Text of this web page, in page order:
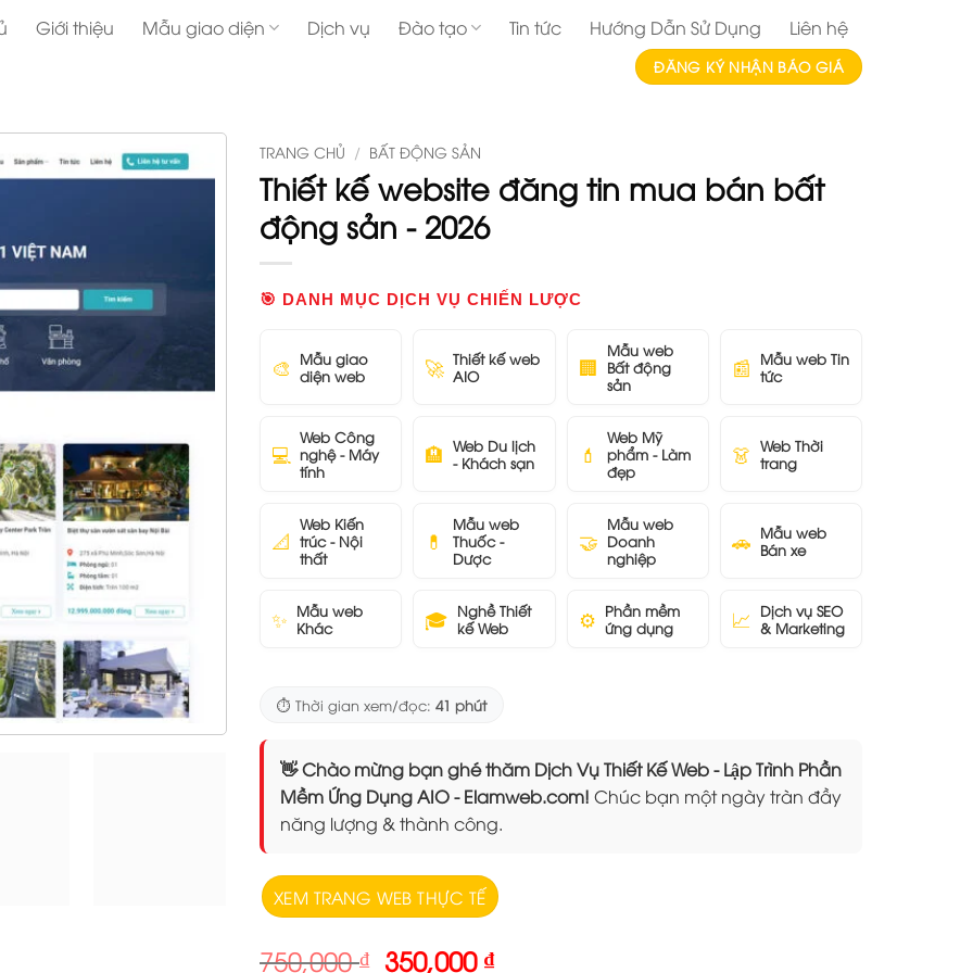
Giới thiệu Mẫu giao diện Dịch vụ Đào tạo Tin tức Hướng Dẫn Sử Dụng Liên hệ
ĐĂNG KÝ NHẬN BÁO GIÁ
TRANG CHỦ / BẤT ĐỘNG SẢN
Thiết kế website đăng tin mua bán bất
động sản - 2026
🎯 DANH MỤC DỊCH VỤ CHIẾN LƯỢC
🎨
Mẫu giao
diện web
🚀 Thiết kế web
AIO
🏢
Mẫu web
Bất động
sản
📰
Mẫu web Tin
tức
💻
Web Công
nghệ - Máy
tính
🏨 Web Du lịch
- Khách sạn
💄
Web Mỹ
phẩm - Làm
đẹp
👗 Web Thời
trang
📐
Web Kiến
trúc - Nội
thất
💊
Mẫu web
Thuốc -
Dược
🤝
Mẫu web
Doanh
nghiệp
🚗 Mẫu web
Bán xe
✨ Mẫu web
Khác
🎓 Nghề Thiết
kế Web
⚙️ Phần mềm
ứng dụng
📈
Dịch vụ SEO
& Marketing
⏱️ Thời gian xem/đọc: 41 phút
👋 Chào mừng bạn ghé thăm Dịch Vụ Thiết Kế Web - Lập Trình Phần
Mềm Ứng Dụng AIO - Elamweb.com! Chúc bạn một ngày tràn đầy
năng lượng & thành công.
XEM TRANG WEB THỰC TẾ
750,000₫ Giá
350,000₫Giá